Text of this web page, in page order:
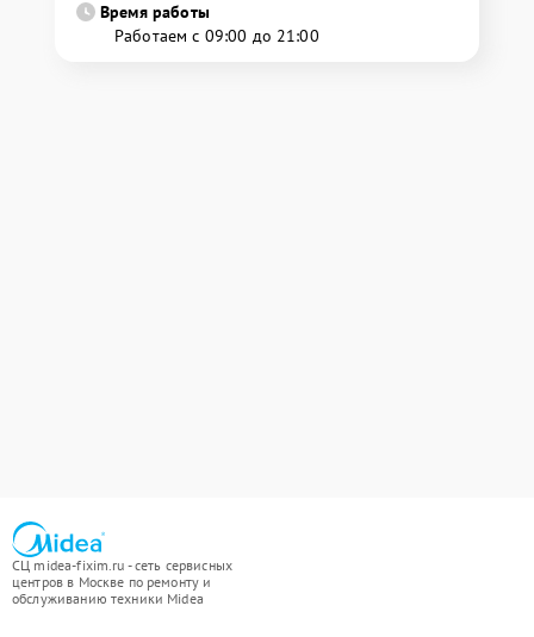
Время работы
Работаем с 09:00 до 21:00
СЦ midea-fixim.ru - сеть сервисных
центров в Москве по ремонту и
обслуживанию техники Midea